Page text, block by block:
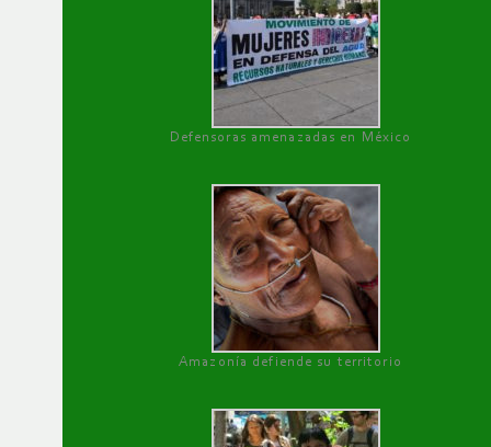
Defensoras amenazadas en México
Amazonía defiende su territorio